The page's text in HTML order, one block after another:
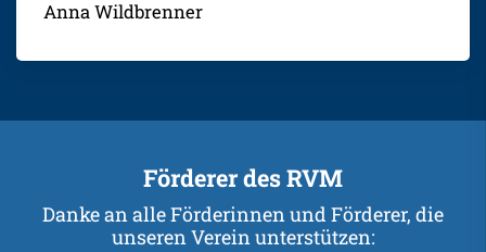
Anna Wildbrenner
Förderer des RVM
Danke an alle Förderinnen und Förderer, die
unseren Verein unterstützen: